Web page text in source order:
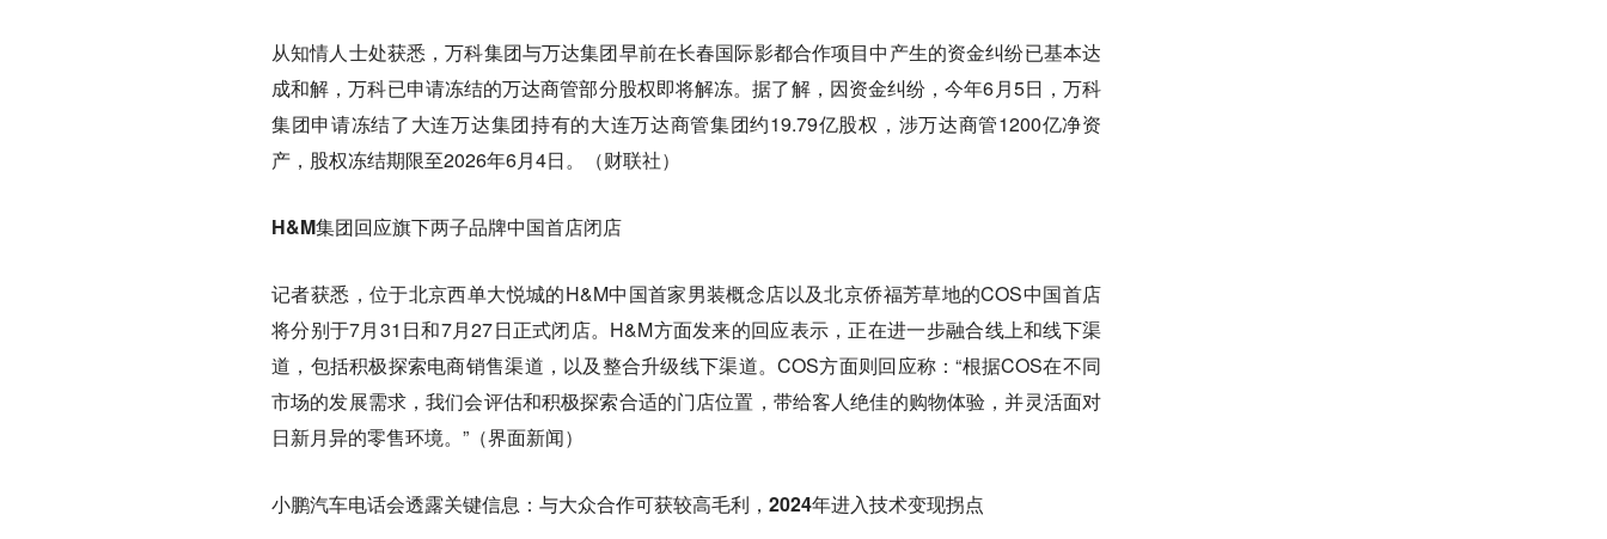
从知情人士处获悉，万科集团与万达集团早前在长春国际影都合作项目中产生的资金纠纷已基本达
成和解，万科已申请冻结的万达商管部分股权即将解冻。据了解，因资金纠纷，今年6月5日，万科
集团申请冻结了大连万达集团持有的大连万达商管集团约19.79亿股权，涉万达商管1200亿净资
产，股权冻结期限至2026年6月4日。（财联社）
H&M集团回应旗下两子品牌中国首店闭店
记者获悉，位于北京西单大悦城的H&M中国首家男装概念店以及北京侨福芳草地的COS中国首店
将分别于7月31日和7月27日正式闭店。H&M方面发来的回应表示，正在进一步融合线上和线下渠
道，包括积极探索电商销售渠道，以及整合升级线下渠道。COS方面则回应称：“根据COS在不同
市场的发展需求，我们会评估和积极探索合适的门店位置，带给客人绝佳的购物体验，并灵活面对
日新月异的零售环境。”（界面新闻）
小鹏汽车电话会透露关键信息：与大众合作可获较高毛利，2024年进入技术变现拐点